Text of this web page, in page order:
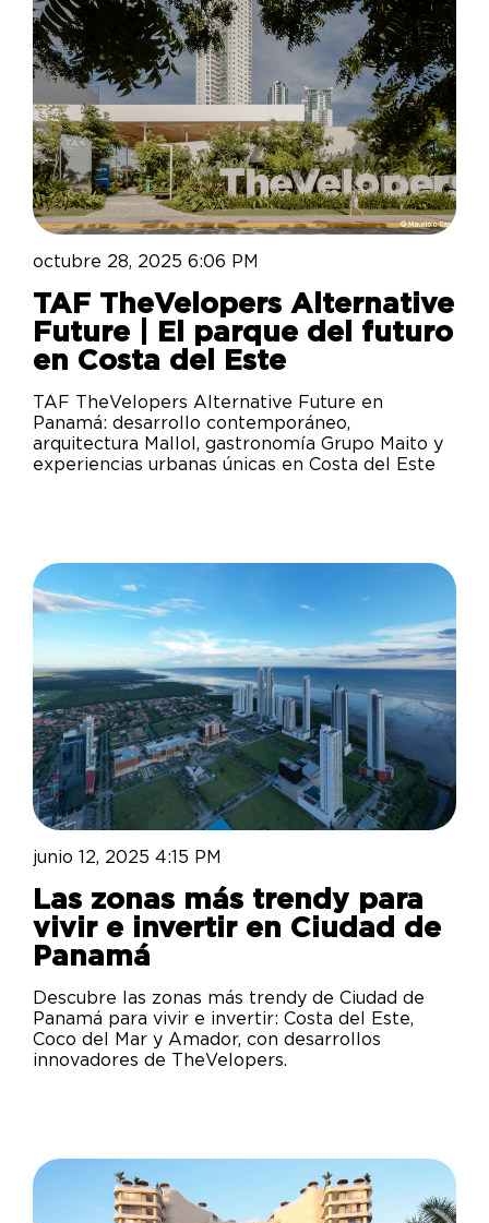
octubre 28, 2025 6:06 PM
TAF TheVelopers Alternative
Future | El parque del futuro
en Costa del Este
TAF TheVelopers Alternative Future en
Panamá: desarrollo contemporáneo,
arquitectura Mallol, gastronomía Grupo Maito y
experiencias urbanas únicas en Costa del Este
junio 12, 2025 4:15 PM
Las zonas más trendy para
vivir e invertir en Ciudad de
Panamá
Descubre las zonas más trendy de Ciudad de
Panamá para vivir e invertir: Costa del Este,
Coco del Mar y Amador, con desarrollos
innovadores de TheVelopers.